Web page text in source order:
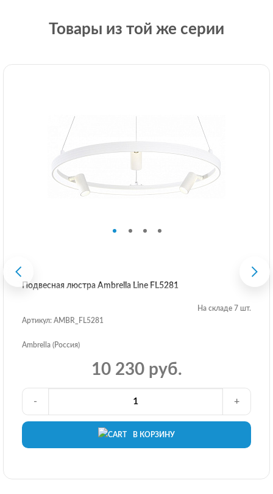
Товары из той же серии
Подвесная люстра Ambrella Line FL5281
На складе 7 шт.
Артикул: AMBR_FL5281
Ambrella (Россия)
10 230 руб.
В КОРЗИНУ
- +